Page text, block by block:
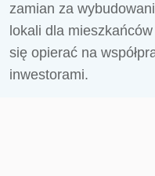
zamian za
lokali dla
się opierać na
inwestorami.